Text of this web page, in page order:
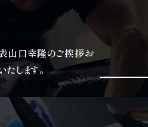
山口幸隆のご挨拶お
します。